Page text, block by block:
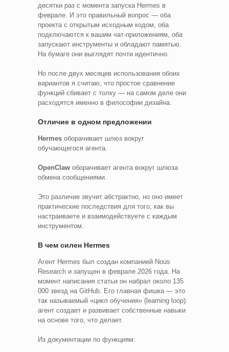
десятки раз с момента запуска Hermes в
феврале. И это правильный вопрос — оба
проекта с открытым исходным кодом, оба
подключаются к вашим чат-приложениям, оба
запускают инструменты и обладают памятью.
На бумаге они выглядят почти идентично.
Но после двух месяцев использования обоих
вариантов я считаю, что простое сравнение
функций сбивает с толку — на самом деле они
расходятся именно в философии дизайна.
Отличие в одном предложении
Hermes оборачивает шлюз вокруг
обучающегося агента.
OpenClaw оборачивает агента вокруг шлюза
обмена сообщениями.
Это различие звучит абстрактно, но оно имеет
практические последствия для того, как вы
настраиваете и взаимодействуете с каждым
инструментом.
В чем силен Hermes
Агент Hermes был создан компанией Nous
Research и запущен в феврале 2026 года. На
момент написания статьи он набрал около 135
000 звезд на GitHub. Его главная фишка — это
так называемый «цикл обучения» (learning loop):
агент создает и развивает собственные навыки
на основе того, что делает.
Из документации по функциям: